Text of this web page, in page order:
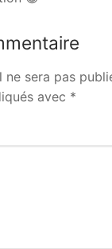
sera pas
avec *